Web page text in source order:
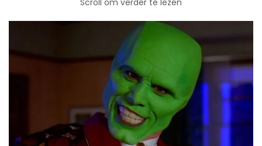
Scroll om verder te lezen